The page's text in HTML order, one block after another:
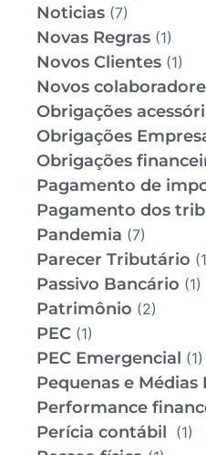
Noticias (7)
Novas Regras (1)
Novos Clientes (1)
Novos
Obrigações
Obrigações
Obrigações
Pagamento de
Pagamento dos
Pandemia (7)
Parecer Tributário
Passivo Bancário (1)
Patrimônio (2)
PEC (1)
PEC Emergencial (1)
Pequenas e Médias
Performance
Perícia contábil (1)